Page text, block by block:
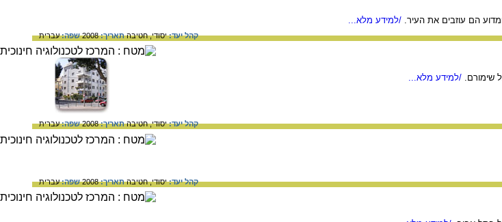
הם עוזבים את העיר. /למידע מלא...
קהל יעד:יסודי,חטיבהתאריך:2008 שפה:עברית
שימורם. /למידע מלא...
קהל יעד:יסודי,חטיבהתאריך:2008 שפה:עברית
קהל יעד:יסודי,חטיבהתאריך:2008 שפה:עברית